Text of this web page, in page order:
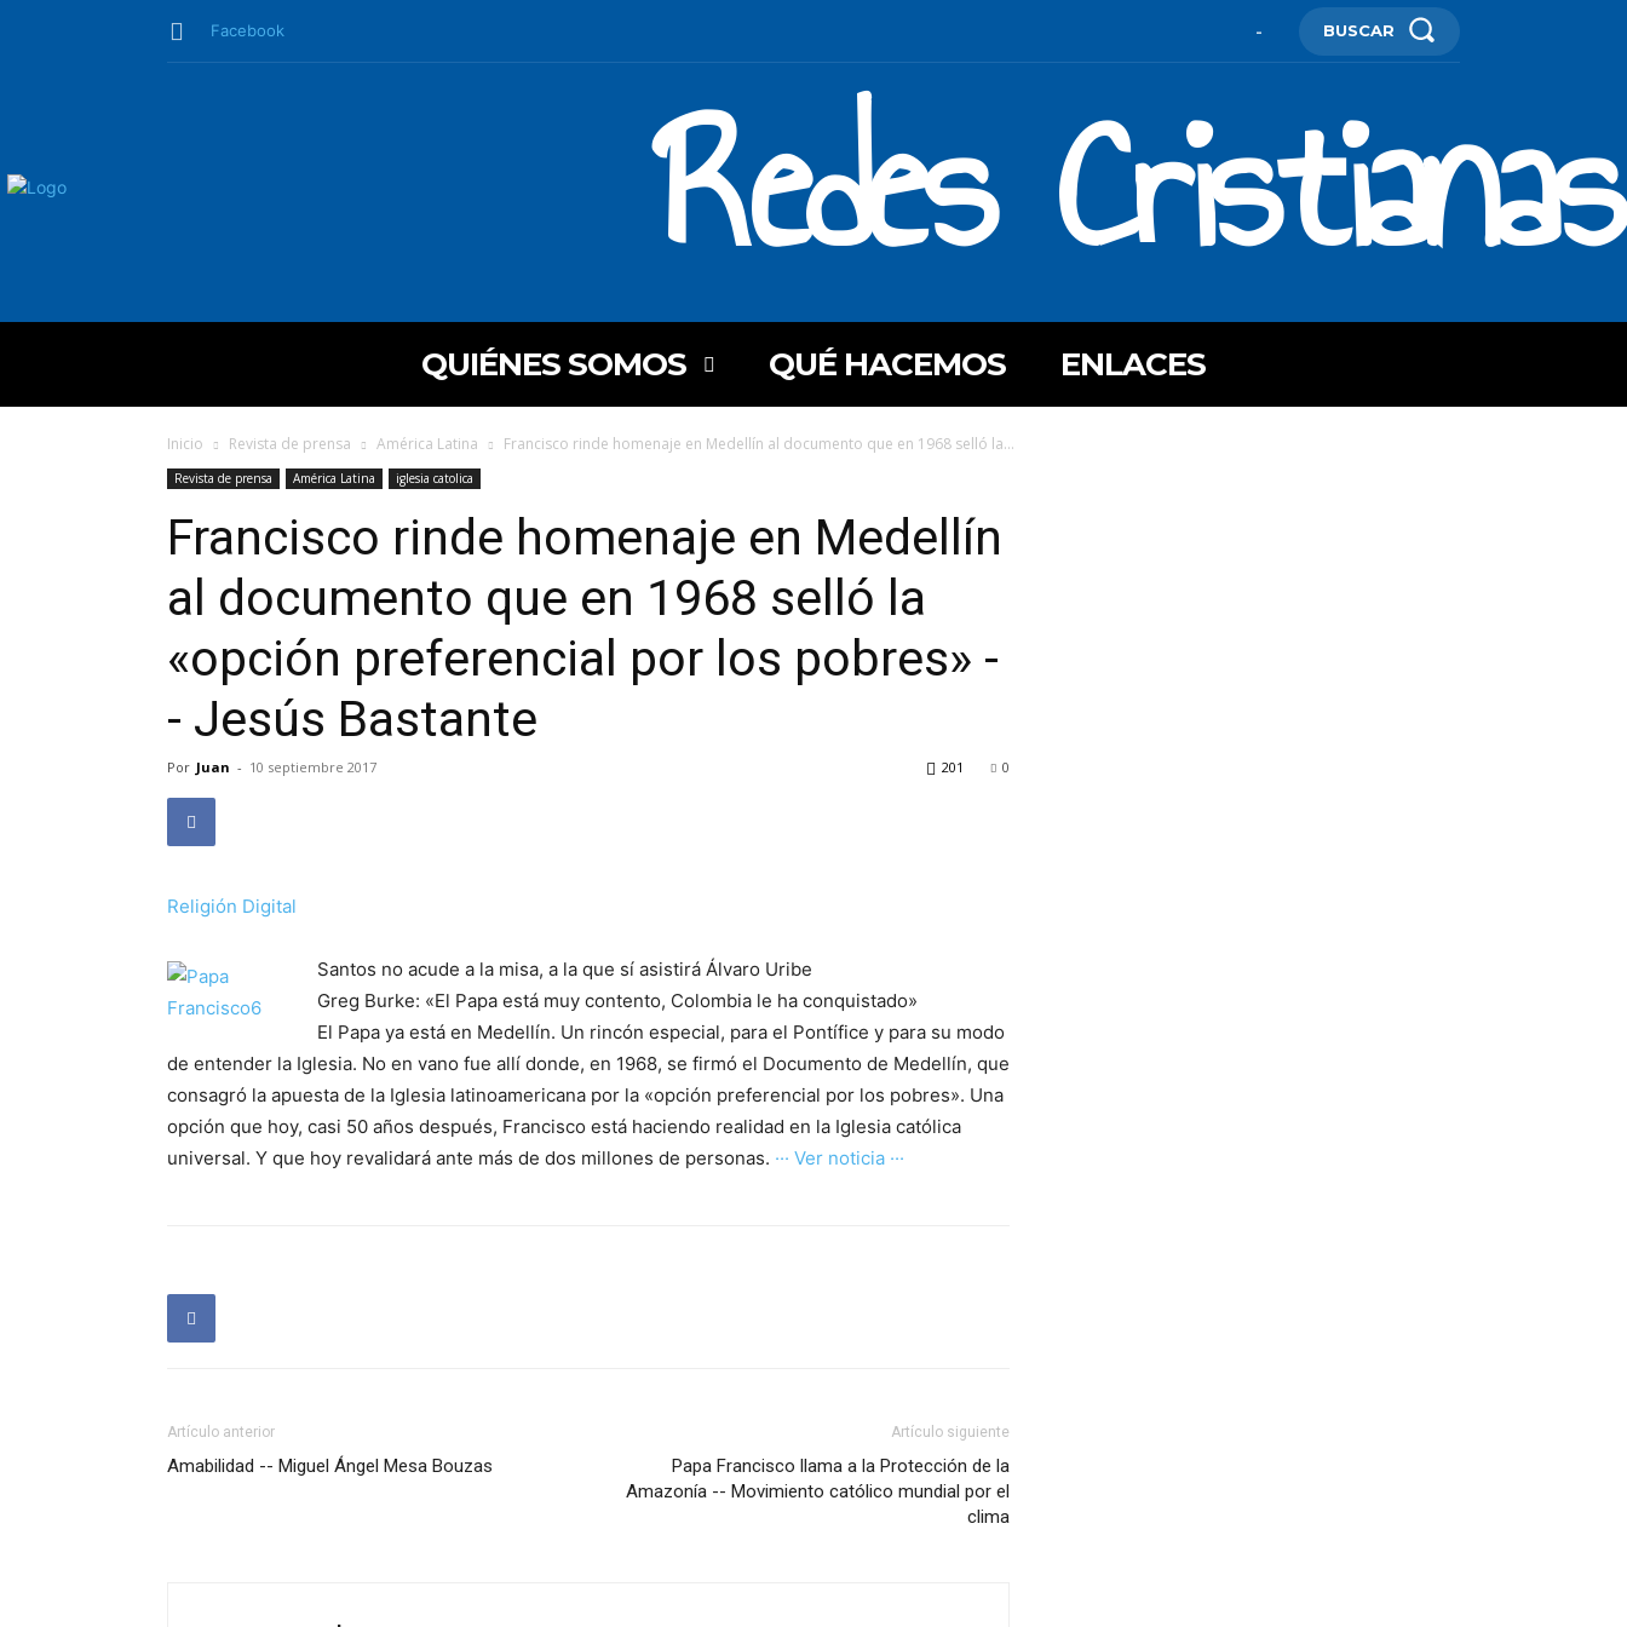
Facebook - BUSCAR
Redes Cristianas
QUIÉNES SOMOS QUÉ HACEMOS ENLACES
Inicio Revista de prensa América Latina Francisco rinde homenaje en Medellín al documento que en 1968 selló la...
Revista de prensa América Latina iglesia catolica
Francisco rinde homenaje en Medellín
al documento que en 1968 selló la
«opción preferencial por los pobres» -
- Jesús Bastante
Por Juan - 10 septiembre 2017 0
201
Religión Digital
Santos no acude a la misa, a la que sí asistirá Álvaro Uribe
Greg Burke: «El Papa está muy contento, Colombia le ha conquistado»
El Papa ya está en Medellín. Un rincón especial, para el Pontífice y para su modo
de entender la Iglesia. No en vano fue allí donde, en 1968, se firmó el Documento de Medellín, que
consagró la apuesta de la Iglesia latinoamericana por la «opción preferencial por los pobres». Una
opción que hoy, casi 50 años después, Francisco está haciendo realidad en la Iglesia católica
universal. Y que hoy revalidará ante más de dos millones de personas. ··· Ver noticia ···
Artículo anterior
Amabilidad -- Miguel Ángel Mesa Bouzas
Artículo siguiente
Papa Francisco llama a la Protección de la
Amazonía -- Movimiento católico mundial por el
clima